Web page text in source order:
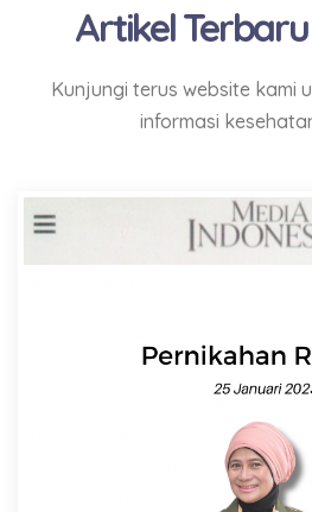
Artikel Terbaru
Kunjungi terus website kami
informasi